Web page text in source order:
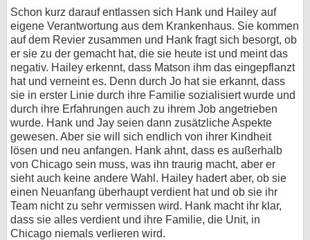
Schon kurz darauf entlassen sich Hank und Hailey auf
eigene Verantwortung aus dem Krankenhaus. Sie kommen
auf dem Revier zusammen und Hank fragt sich besorgt, ob
er sie zu der gemacht hat, die sie heute ist und meint das
negativ. Hailey erkennt, dass Matson ihm das eingepflanzt
hat und verneint es. Denn durch Jo hat sie erkannt, dass
sie in erster Linie durch ihre Familie sozialisiert wurde und
durch ihre Erfahrungen auch zu ihrem Job angetrieben
wurde. Hank und Jay seien dann zusätzliche Aspekte
gewesen. Aber sie will sich endlich von ihrer Kindheit
lösen und neu anfangen. Hank ahnt, dass es außerhalb
von Chicago sein muss, was ihn traurig macht, aber er
sieht auch keine andere Wahl. Hailey hadert aber, ob sie
einen Neuanfang überhaupt verdient hat und ob sie ihr
Team nicht zu sehr vermissen wird. Hank macht ihr klar,
dass sie alles verdient und ihre Familie, die Unit, in
Chicago niemals verlieren wird.